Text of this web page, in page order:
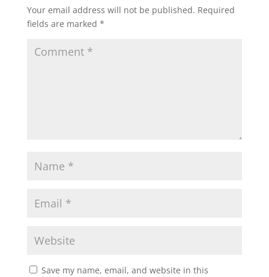
Your email address will not be published. Required
fields are marked *
Save my name, email, and website in this